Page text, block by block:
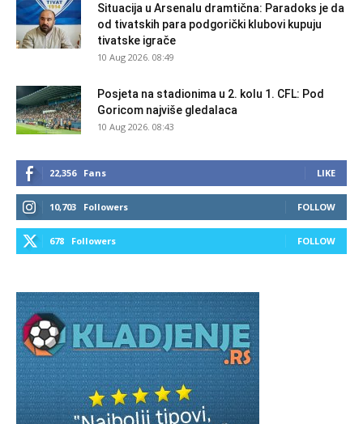
Situacija u Arsenalu dramtična: Paradoks je da
od tivatskih para podgorički klubovi kupuju
tivatske igrače
10 Aug 2026. 08:49
Posjeta na stadionima u 2. kolu 1. CFL: Pod
Goricom najviše gledalaca
10 Aug 2026. 08:43
22,356 Fans LIKE
10,703 Followers FOLLOW
678 Followers FOLLOW